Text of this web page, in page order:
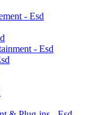
- Esd
- Esd